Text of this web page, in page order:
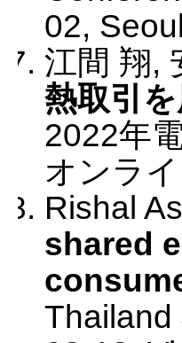
02,
江間 翔,
熱取引
2022年
オンラ
Rishal
shared
Thailand